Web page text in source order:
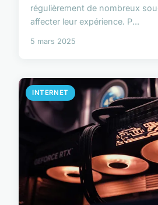
régulièrement de nombreux
affecter leur expérience. P...
5 mars 2025
INTERNET